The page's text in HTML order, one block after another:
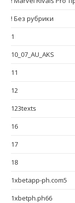
! Без рубрики
1
10_07_AU_AKS
11
12
123texts
16
17
18
1xbetapp-ph.com5
1xbetph.ph66